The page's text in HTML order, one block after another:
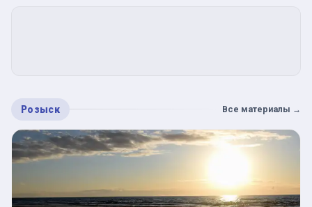
Розыск Все материалы →